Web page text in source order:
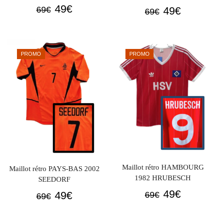
69€ Le
était :
69€.
49€Le
est :
49€.
69€ Le
était :
69€.
49€Le
est :
49€.
PROMO
Maillot rétro PAYS-BAS 2002
SEEDORF
69€ Le
49€Le
PROMO
Maillot rétro HAMBOURG
1982 HRUBESCH
69€ Le
49€Le